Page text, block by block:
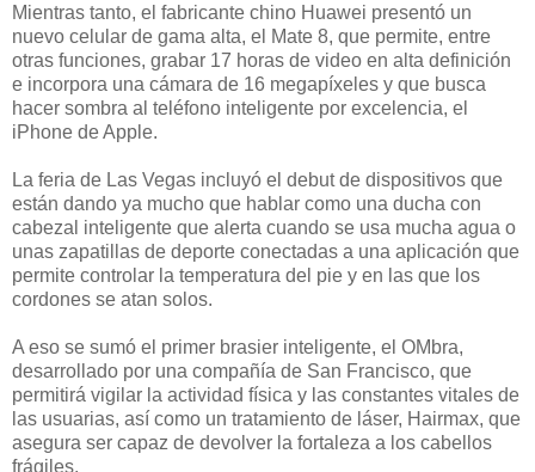
Mientras tanto, el fabricante chino Huawei presentó un
nuevo celular de gama alta, el Mate 8, que permite, entre
otras funciones, grabar 17 horas de video en alta definición
e incorpora una cámara de 16 megapíxeles y que busca
hacer sombra al teléfono inteligente por excelencia, el
iPhone de Apple.
La feria de Las Vegas incluyó el debut de dispositivos que
están dando ya mucho que hablar como una ducha con
cabezal inteligente que alerta cuando se usa mucha agua o
unas zapatillas de deporte conectadas a una aplicación que
permite controlar la temperatura del pie y en las que los
cordones se atan solos.
A eso se sumó el primer brasier inteligente, el OMbra,
desarrollado por una compañía de San Francisco, que
permitirá vigilar la actividad física y las constantes vitales de
las usuarias, así como un tratamiento de láser, Hairmax, que
asegura ser capaz de devolver la fortaleza a los cabellos
frágiles.